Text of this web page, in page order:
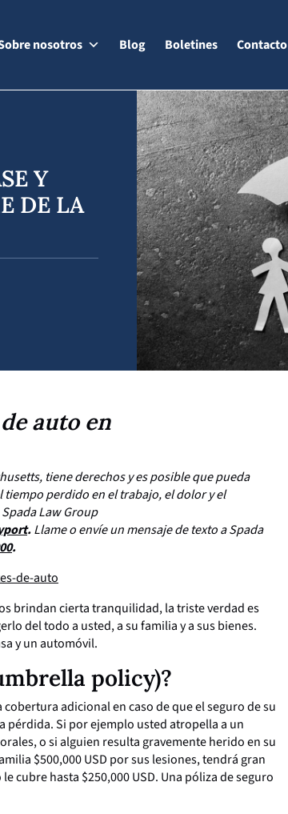
nosotros Blog Boletines Contacto
Y
DE LA
auto en
tiene derechos y es posible que pueda
perdido en el trabajo, el dolor y el
Law Group
.Llame o envíe un mensaje de texto a Spada
.
brindan cierta tranquilidad, la triste verdad es
del todo a usted, a su familia y a sus bienes.
y un automóvil.
policy)?
adicional en caso de que el seguro de su
pérdida. Si por ejemplo usted atropella a un
o si alguien resulta gravemente herido en su
$500,000 USD por sus lesiones, tendrá gran
cubre hasta $250,000 USD. Una póliza de seguro
LESIONES DE CABEZA DESPUÉS DE
UN ACCIDENTE: SÍNTOMAS QUE
NO DEBES IGNORAR